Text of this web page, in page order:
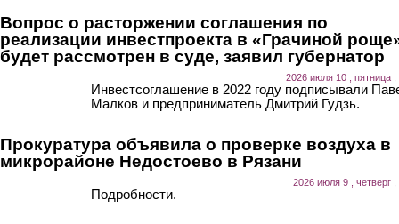
Вопрос о расторжении соглашения по
реализации инвестпроекта в «Грачиной
будет рассмотрен в суде, заявил губернатор
2026 июля 10 , пятница ,
Инвестсоглашение в 2022 году подписывали
Малков и предприниматель Дмитрий Гудзь.
Прокуратура объявила о проверке воздуха в
микрорайоне Недостоево в Рязани
2026 июля 9 , четверг ,
Подробности.